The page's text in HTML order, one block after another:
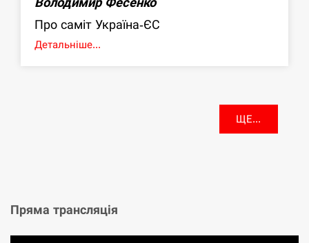
Про саміт Україна-ЄС
Детальніше...
ЩЕ...
Пряма трансляція